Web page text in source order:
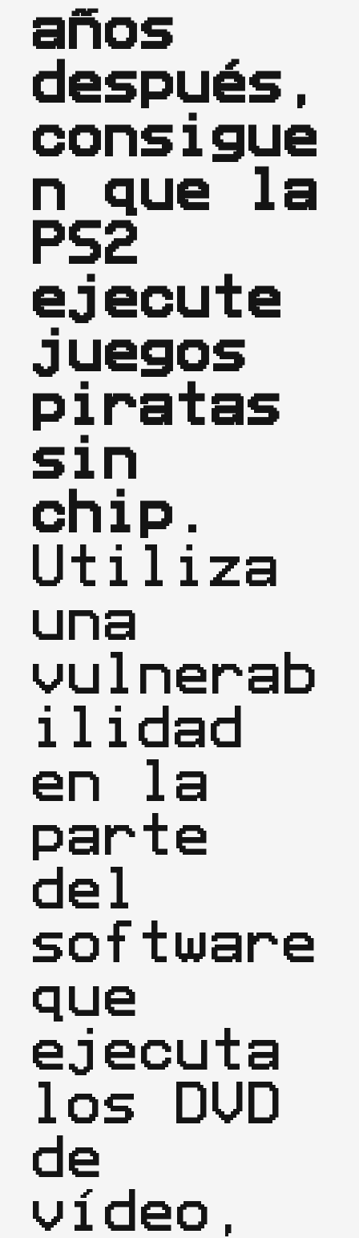
años
después,
consigue
n que la
PS2
ejecute
juegos
piratas
sin
chip.
Utiliza
una
vulnerab
ilidad
en la
parte
del
software
que
ejecuta
los DVD
de
vídeo,